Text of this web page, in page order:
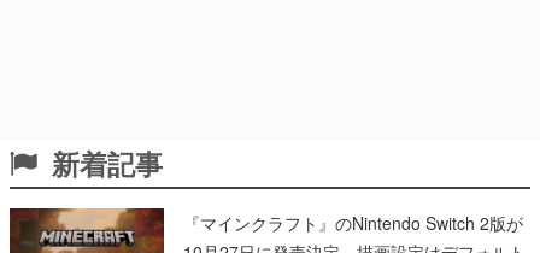
新着記事
『マインクラフト』のNintendo Switch 2版が